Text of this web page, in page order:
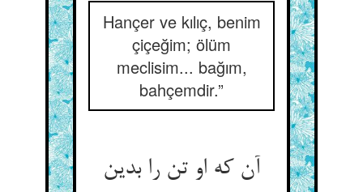
Hançer ve kılıç, benim
çiçeğim; ölüm
meclisim... bağım,
bahçemdir.”
آن که او تن را بدین